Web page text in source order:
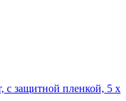
с защитной пленкой, 5 x